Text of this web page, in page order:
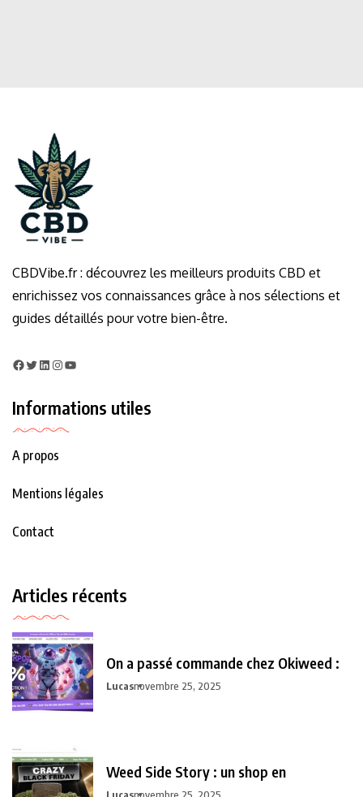
CBDVibe.fr : découvrez les meilleurs produits CBD et
enrichissez vos connaissances grâce à nos sélections et
guides détaillés pour votre bien-être.
Informations utiles
A propos
Mentions légales
Contact
Articles récents
On a passé commande chez Okiweed :
Lucasnovembre 25, 2025
Weed Side Story : un shop en
Lucasnovembre 25, 2025